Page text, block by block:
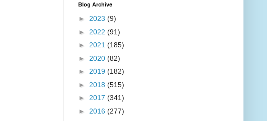
Blog Archive
► 2023 (9)
► 2022 (91)
► 2021 (185)
► 2020 (82)
► 2019 (182)
► 2018 (515)
► 2017 (341)
► 2016 (277)